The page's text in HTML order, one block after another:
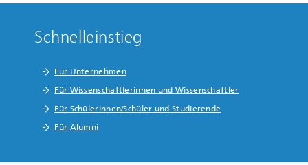
Schnelleinstieg
Für Unternehmen
Für Wissenschaftlerinnen und Wissenschaftler
Für Schülerinnen/Schüler und Studierende
Für Alumni